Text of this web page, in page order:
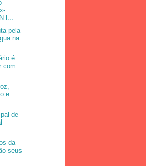
l...
pela
na
é
com
e
de
da
seus